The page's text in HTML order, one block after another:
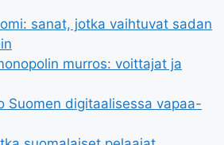
sanat, jotka vaihtuvat sadan
murros: voittajat ja
Suomen digitaalisessa vapaa-